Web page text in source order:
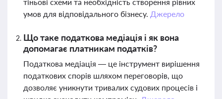
умов для відповідального бізнесу. Джерело
Що таке податкова медіація і як вона
допомагає платникам податків?
Податкова медіація — це інструмент вирішення
податкових спорів шляхом переговорів, що
дозволяє уникнути тривалих судових процесів і